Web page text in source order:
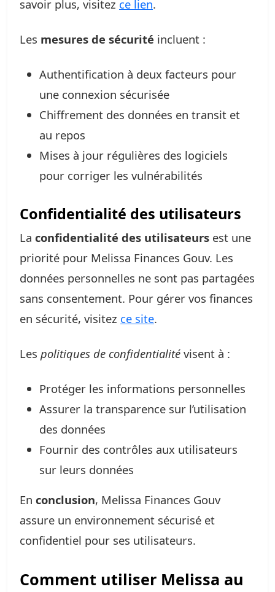
savoir plus, visitez ce lien.
Les mesures de sécurité incluent :
Authentification à deux facteurs pour
une connexion sécurisée
Chiffrement des données en transit et
au repos
Mises à jour régulières des logiciels
pour corriger les vulnérabilités
Confidentialité des utilisateurs
La confidentialité des utilisateurs est une
priorité pour Melissa Finances Gouv. Les
données personnelles ne sont pas partagées
sans consentement. Pour gérer vos finances
en sécurité, visitez ce site.
Les politiques de confidentialité visent à :
Protéger les informations personnelles
Assurer la transparence sur l’utilisation
des données
Fournir des contrôles aux utilisateurs
sur leurs données
En conclusion, Melissa Finances Gouv
assure un environnement sécurisé et
confidentiel pour ses utilisateurs.
Comment utiliser Melissa au